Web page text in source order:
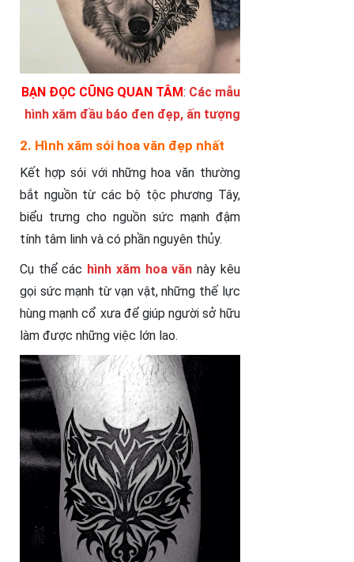
BẠN ĐỌC CŨNG QUAN TÂM: Các mẫu
hình xăm đầu báo đen đẹp, ấn tượng
2. Hình xăm sói hoa văn đẹp nhất
Kết hợp sói với những hoa văn thường
bắt nguồn từ các bộ tộc phương Tây,
biểu trưng cho nguồn sức mạnh đậm
tính tâm linh và có phần nguyên thủy.
Cụ thể các hình xăm hoa văn này kêu
gọi sức mạnh từ vạn vật, những thế lực
hùng mạnh cổ xưa để giúp người sở hữu
làm được những việc lớn lao.